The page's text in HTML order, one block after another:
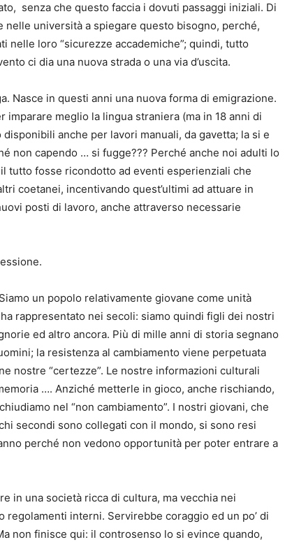
senza che questo faccia i dovuti passaggi iniziali. Di
università a spiegare questo bisogno, perché,
nelle loro “sicurezze accademiche”; quindi, tutto
ci dia una nuova strada o una via d’uscita.
Nasce in questi anni una nuova forma di emigrazione.
meglio la lingua straniera (ma in 18 anni di
anche per lavori manuali, da gavetta; la si e
non capendo … si fugge??? Perché anche noi adulti lo
tutto fosse ricondotto ad eventi esperienziali che
coetanei, incentivando quest’ultimi ad attuare in
posti di lavoro, anche attraverso necessarie
un popolo relativamente giovane come unità
rappresentato nei secoli: siamo quindi figli dei nostri
ed altro ancora. Più di mille anni di storia segnano
la resistenza al cambiamento viene perpetuata
nostre “certezze”. Le nostre informazioni culturali
…. Anziché metterle in gioco, anche rischiando,
nel “non cambiamento”. I nostri giovani, che
secondi sono collegati con il mondo, si sono resi
perché non vedono opportunità per poter entrare a
in una società ricca di cultura, ma vecchia nei
interni. Servirebbe coraggio ed un po’ di
non finisce qui: il controsenso lo si evince quando,